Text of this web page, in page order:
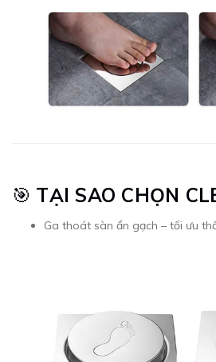
🎯 TẠI SAO CHỌN
Ga thoát sàn ẩn gạch – tối ưu